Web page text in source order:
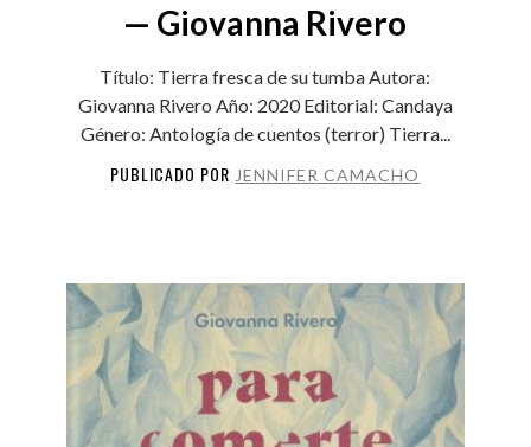
— Giovanna Rivero
Título: Tierra fresca de su tumba Autora:
Giovanna Rivero Año: 2020 Editorial: Candaya
Género: Antología de cuentos (terror) Tierra...
PUBLICADO POR JENNIFER CAMACHO